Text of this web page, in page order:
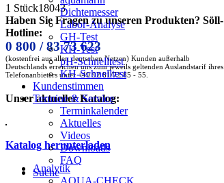
Dichtemesser
Labor-Analyse
GH-Test
KH-Test
pH-Schnelltest
KH-Schnelltest
Kundenstimmen
Termine & Service
Terminkalender
Aktuelles
Videos
Downloads
FAQ
Suche
1 Stück18043
Haben Sie Fragen zu unseren Produkten? Söll-
Hotline:
0 800 / 83 73 623
(kostenfrei aus allen deutschen Netzen) Kunden außerhalb
Deutschlands erreichen uns zum jeweils geltenden Auslandstarif ihres
Telefonanbieters unter +49 92 81/72 85 - 55.
Unser aktueller Katalog:
Katalog herunterladen
Analytik
AQUA-CHECK